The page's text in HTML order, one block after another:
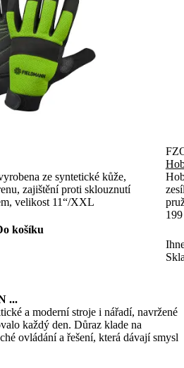
ze syntetické kůže,
zajištění proti sklouznutí
velikost 11“/XXL
košíku
...
a moderní stroje i nářadí, navržené
každý den. Důraz klade na
ovládání a řešení, která dávají smysl